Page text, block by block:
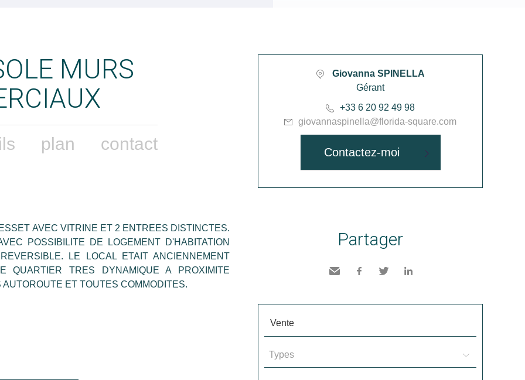
MURS
plan contact
AVEC VITRINE ET 2 ENTREES DISTINCTES.
POSSIBILITE DE LOGEMENT D'HABITATION
LE LOCAL ETAIT ANCIENNEMENT
TRES DYNAMIQUE A PROXIMITE
ET TOUTES COMMODITES.
Giovanna SPINELLA
Gérant
+33 6 20 92 49 98
giovannaspinella@florida-square.com
Contactez-moi
Partager
Types